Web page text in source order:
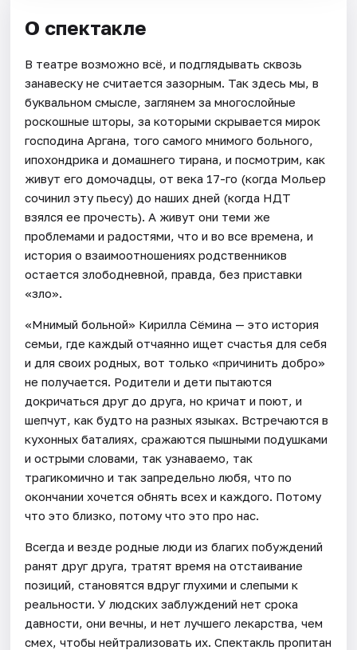
О спектакле
В театре возможно всё, и подглядывать сквозь
занавеску не считается зазорным. Так здесь мы, в
буквальном смысле, заглянем за многослойные
роскошные шторы, за которыми скрывается мирок
господина Аргана, того самого мнимого больного,
ипохондрика и домашнего тирана, и посмотрим, как
живут его домочадцы, от века 17-го (когда Мольер
сочинил эту пьесу) до наших дней (когда НДТ
взялся ее прочесть). А живут они теми же
проблемами и радостями, что и во все времена, и
история о взаимоотношениях родственников
остается злободневной, правда, без приставки
«зло».
«Мнимый больной» Кирилла Сёмина — это история
семьи, где каждый отчаянно ищет счастья для себя
и для своих родных, вот только «причинить добро»
не получается. Родители и дети пытаются
докричаться друг до друга, но кричат и поют, и
шепчут, как будто на разных языках. Встречаются в
кухонных баталиях, сражаются пышными подушками
и острыми словами, так узнаваемо, так
трагикомично и так запредельно любя, что по
окончании хочется обнять всех и каждого. Потому
что это близко, потому что это про нас.
Всегда и везде родные люди из благих побуждений
ранят друг друга, тратят время на отстаивание
позиций, становятся вдруг глухими и слепыми к
реальности. У людских заблуждений нет срока
давности, они вечны, и нет лучшего лекарства, чем
смех, чтобы нейтрализовать их. Спектакль пропитан